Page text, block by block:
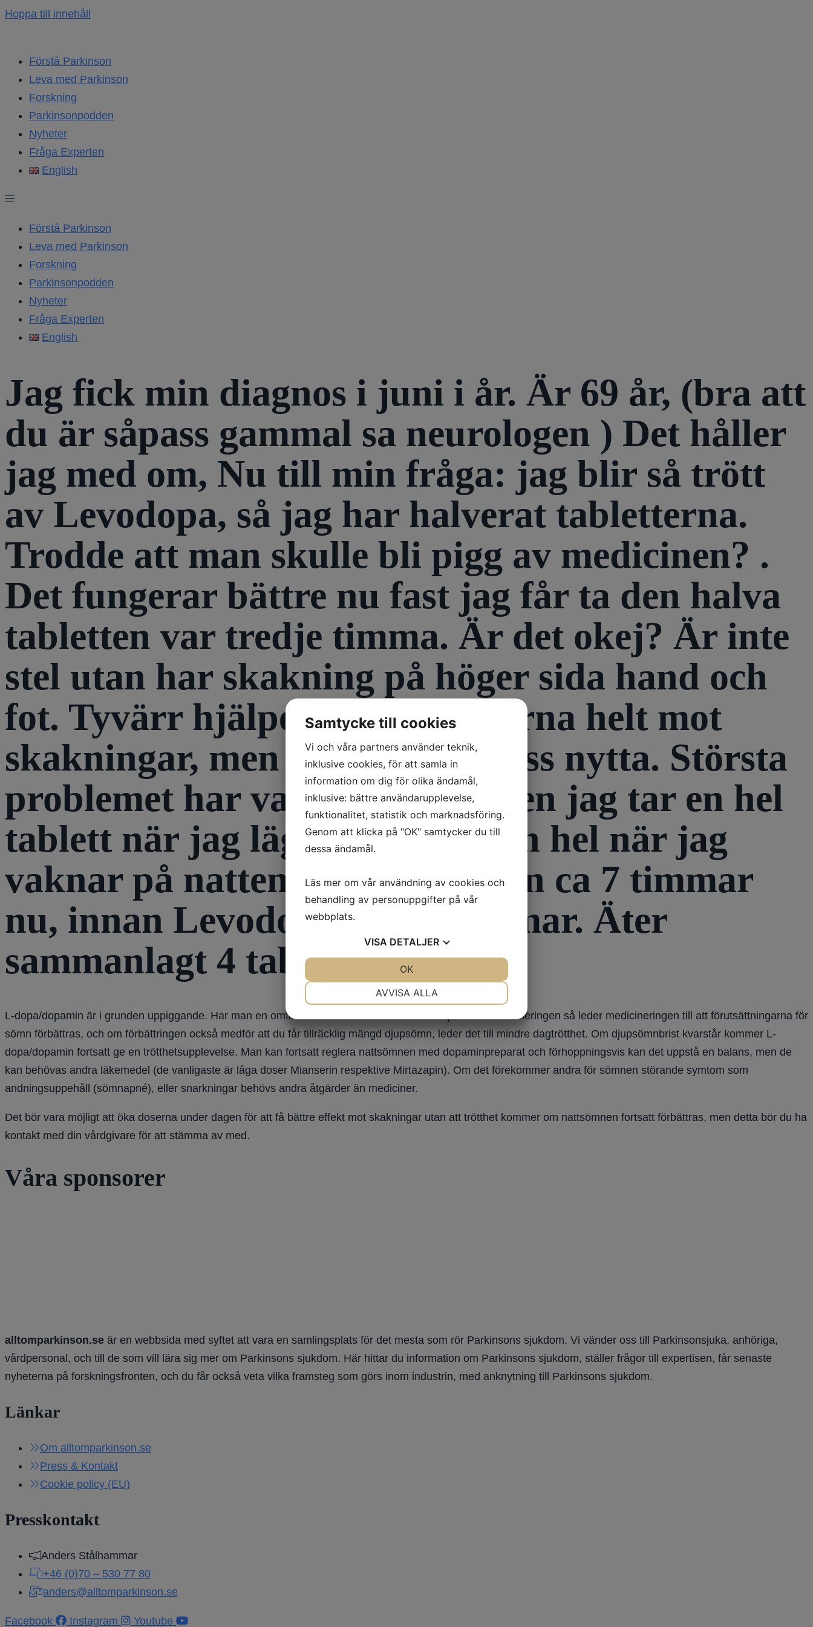
Hoppa till innehåll
Förstå Parkinson
Leva med Parkinson
Forskning
Parkinsonpodden
Nyheter
Fråga Experten
English
Förstå Parkinson
Leva med Parkinson
Forskning
Parkinsonpodden
Nyheter
Fråga Experten
English
Jag fick min diagnos i juni i år. Är 69 år, (bra att
du är såpass gammal sa neurologen ) Det håller
jag med om, Nu till min fråga: jag blir så trött
av Levodopa, så jag har halverat tabletterna.
Trodde att man skulle bli pigg av medicinen? .
Det fungerar bättre nu fast jag får ta den halva
tabletten var tredje timma. Är det okej? Är inte
stel utan har skakning på höger sida hand och
fot. Tyvärr hjälper inte tabletterna helt mot
skakningar, men de gör ändå viss nytta. Största
problemet har varit sömnen, men jag tar en hel
tablett när jag lägger mig och en hel när jag
vaknar på natten. Sover äntligen ca 7 timmar
nu, innan Levodopa ca 3-4 timmar. Äter
sammanlagt 4 tabletter.
L-dopa/dopamin är i grunden uppiggande. Har man en omfattande sömnbrist innan man börjar med medicineringen så leder medicineringen till att förutsättningarna för
sömn förbättras, och om förbättringen också medför att du får tillräcklig mängd djupsömn, leder det till mindre dagtrötthet. Om djupsömnbrist kvarstår kommer L-
dopa/dopamin fortsatt ge en trötthetsupplevelse. Man kan fortsatt reglera nattsömnen med dopaminpreparat och förhoppningsvis kan det uppstå en balans, men de
kan behövas andra läkemedel (de vanligaste är låga doser Mianserin respektive Mirtazapin). Om det förekommer andra för sömnen störande symtom som
andningsuppehåll (sömnapné), eller snarkningar behövs andra åtgärder än mediciner.
Det bör vara möjligt att öka doserna under dagen för att få bättre effekt mot skakningar utan att trötthet kommer om nattsömnen fortsatt förbättras, men detta bör du ha
kontakt med din vårdgivare för att stämma av med.
Våra sponsorer
alltomparkinson.se är en webbsida med syftet att vara en samlingsplats för det mesta som rör Parkinsons sjukdom. Vi vänder oss till Parkinsonsjuka, anhöriga,
vårdpersonal, och till de som vill lära sig mer om Parkinsons sjukdom. Här hittar du information om Parkinsons sjukdom, ställer frågor till expertisen, får senaste
nyheterna på forskningsfronten, och du får också veta vilka framsteg som görs inom industrin, med anknytning till Parkinsons sjukdom.
Länkar
Om alltomparkinson.se
Press & Kontakt
Cookie policy (EU)
Presskontakt
Anders Stålhammar
+46 (0)70 – 530 77 80
anders@alltomparkinson.se
Facebook Instagram Youtube
Samtycke till cookies
Vi och våra partners använder teknik,
inklusive cookies, för att samla in
information om dig för olika ändamål,
inklusive: bättre användarupplevelse,
funktionalitet, statistik och marknadsföring.
Genom att klicka på "OK" samtycker du till
dessa ändamål.
Läs mer om vår användning av cookies och
behandling av personuppgifter på vår
webbplats.
VISA DETALJER
MARKNADSFÖRING STATISTIK
AVVISA ALLA
OK